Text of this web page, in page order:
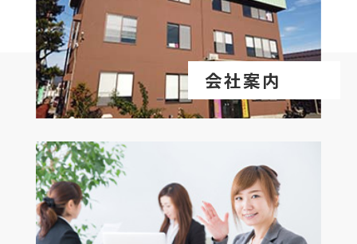
会社案内